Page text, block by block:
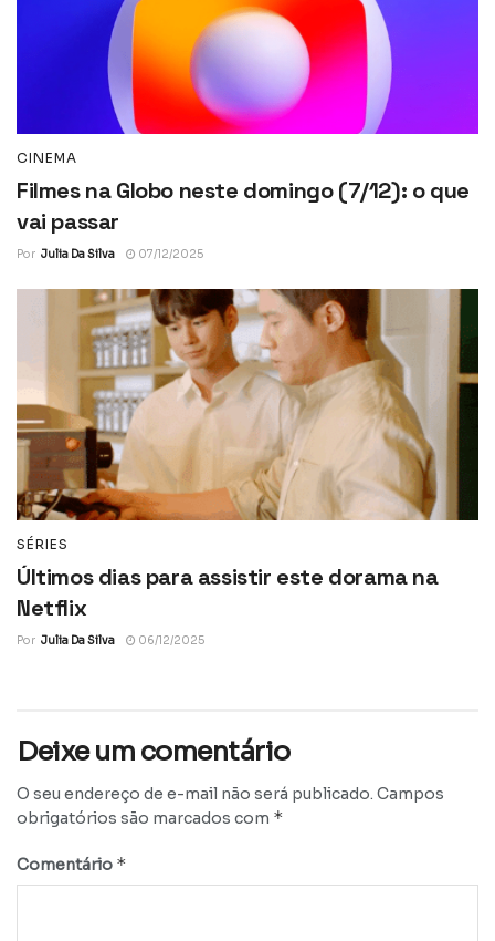
CINEMA
Filmes na Globo neste domingo (7/12): o que
vai passar
Por Julia Da Silva 07/12/2025
SÉRIES
Últimos dias para assistir este dorama na
Netflix
Por Julia Da Silva 06/12/2025
Deixe um comentário
O seu endereço de e-mail não será publicado. Campos
obrigatórios são marcados com *
Comentário *